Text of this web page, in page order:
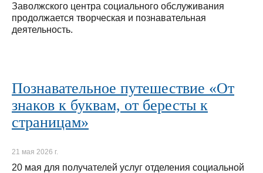
Заволжского центра социального обслуживания
продолжается творческая и познавательная
деятельность.
Познавательное путешествие «От
знаков к буквам, от бересты к
страницам»
21 мая 2026 г.
20 мая для получателей услуг отделения социальной